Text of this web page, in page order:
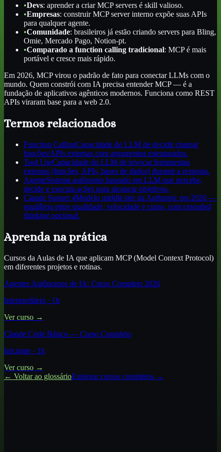
•Devs: aprender a criar MCP servers é skill valioso.
•Empresas: construir MCP server interno expõe suas APIs
para qualquer agente.
•Comunidade: brasileiros já estão criando servers para Bling,
Omie, Mercado Pago, Notion-pt.
•Comparado a function calling tradicional: MCP é mais
portável e cresce mais rápido.
Em 2026, MCP virou o padrão de fato para conectar LLMs com o
mundo. Quem constrói com IA precisa entender MCP — é a
fundação de aplicativos agênticos modernos. Funciona como REST
APIs viraram base para a web 2.0.
Termos relacionados
Function CallingCapacidade do LLM de decidir chamar
funções/APIs externas com argumentos estruturados.
Tool UseCapacidade do LLM de invocar ferramentas
externas (funções, APIs, bases de dados) durante a resposta.
AgenteSistema autônomo baseado em LLM que percebe,
decide e executa ações para alcançar objetivos.
Claude Sonnet 4Modelo middle-tier da Anthropic em 2026 —
equilíbrio entre qualidade, velocidade e custo, com extended
thinking opcional.
Aprenda na prática
Cursos da Aulas de IA que aplicam MCP (Model Context Protocol)
em diferentes projetos e rotinas.
Agentes Autônomos de IA: Curso Completo 2026
Intermediário · 1h
Ver curso →
Claude Code Básico — Curso Completo
Iniciante · 1h
Ver curso →
← Voltar ao glossárioExplorar cursos completos →